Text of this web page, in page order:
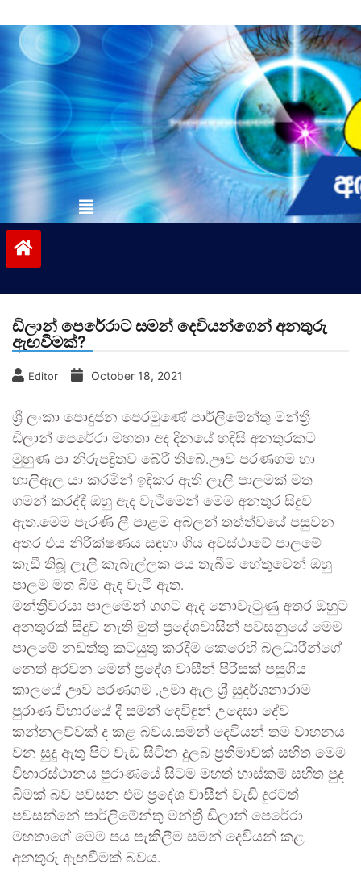
to
contentvinivida.lk
ඩිලාන් පෙරේරාට සමන් දෙවියන්ගෙන් අනතුරු
ඇඟවීමක්?
Editor October 18, 2021
ශ්‍රී ලංකා පොදුජන පෙරමුණේ පාර්ලිමේන්තු මන්ත්‍රී
ඩිලාන් පෙරේරා මහතා අද දිනයේ හදිසි අනතුරකට
මුහුණ පා නිරුපද්‍රිතව බේරී තිබේ.ඌව පරණගම හා
හාලිඇල යා කරමින් ඉදිකර ඇති ලෑලි පාලමක් මත
ගමන් කරද්දී ඔහු ඇද වැටීමෙන් මෙම අනතුර සිදුව
ඇත.මෙම පැරණි ලී පාළම අබලන් තත්ත්වයේ පසුවන
අතර එය නිරීක්ෂණය සඳහා ගිය අවස්ථාවේ පාලමේ
කැඩී තිබූ ලෑලි කැබැල්ලක පය තැබීම හේතුවෙන් ඔහු
පාලම මත බිම ඇද වැටී ඇත.
මන්ත්‍රීවරයා පාලමෙන් ගගට ඇද නොවැටුණු අතර ඔහුට
අනතුරක් සිදුව නැති මුත් ප්‍රදේශවාසීන් පවසනුයේ මෙම
පාලමේ නඩත්තු කටයුතු කරදීම කෙරෙහි බලධාරීන්ගේ
නෙත් අරවන මෙන් ප්‍රදේශ වාසීන් පිරිසක් පසුගිය
කාලයේ ඌව පරණගම ,උමා ඇල ශ්‍රී සුදර්ශනාරාම
පුරාණ විහාරයේ දී සමන් දෙවිඳුන් උදෙසා දේව
කන්නලව්වක් ද කළ බවය.සමන් දෙවියන් තම වාහනය
වන සුදු ඇතු පිට වැඩ සිටින දුලබ ප්‍රතිමාවක් සහිත මෙම
විහාරස්ථානය පුරාණයේ සිටම මහත් හාස්කම් සහිත පුද
බිමක් බව පවසන එම ප්‍රදේශ වාසීන් වැඩි දුරටත්
පවසන්නේ පාර්ලිමේන්තු මන්ත්‍රී ඩිලාන් පෙරේරා
මහතාගේ මෙම පය පැකිලීම සමන් දෙවියන් කළ
අනතුරු ඇඟවීමක් බවය.